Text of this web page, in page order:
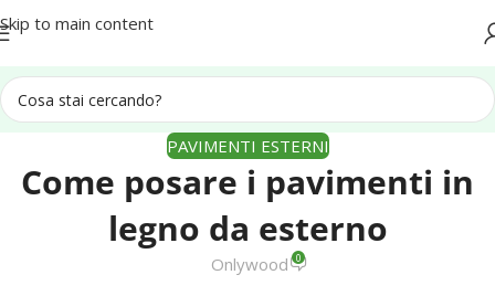
Skip to main content
PAVIMENTI ESTERNI
Come posare i pavimenti in
legno da esterno
Onlywood 0